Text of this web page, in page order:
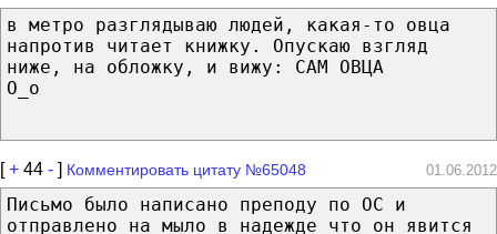
в метро разглядываю людей, какая-то овца
напротив читает книжку. Опускаю взгляд
ниже, на обложку, и вижу: САМ ОВЦА
О_о
[+ 44 - ] Комментировать цитату №65048 01.06.2012
Письмо было написано преподу по ОС и
отправлено на мыло в надежде что он явится